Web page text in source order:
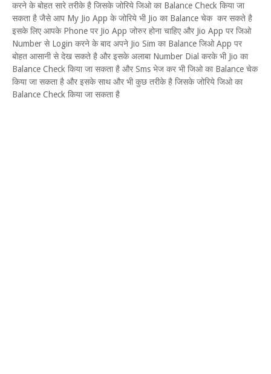
करने के बोहत सारे तरीके है जिसके जोरिये जिओ का Balance Check किया जा
सकता है जैसे आप My Jio App के जोरिये भी Jio का Balance चेक कर सकते है
इसके लिए आपके Phone पर Jio App जोरुर होना चाहिए और Jio App पर जिओ
Number से Login करने के बाद अपने Jio Sim का Balance जिओ App पर
बोहत आसानी से देख सकते है और इसके अलाबा Number Dial करके भी Jio का
Balance Check किया जा सकता है और Sms भेज कर भी जिओ का Balance चेक
किया जा सकता है और इसके साथ और भी कुछ तरीके है जिसके जोरिये जिओ का
Balance Check किया जा सकता है